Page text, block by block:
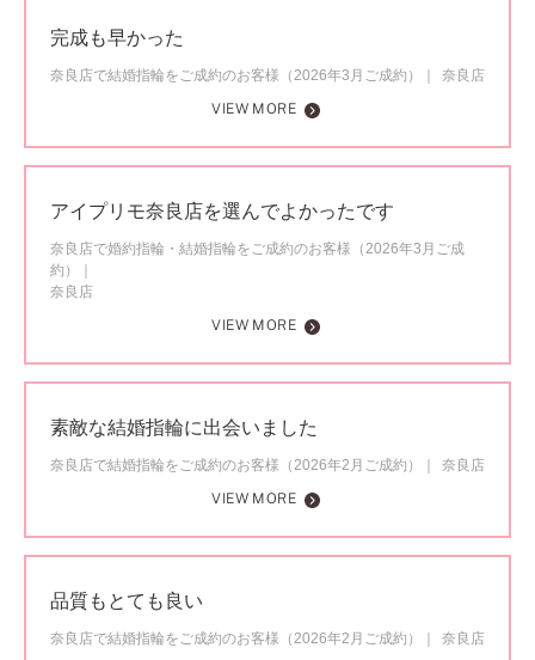
完成も早かった
奈良店で結婚指輪をご成約のお客様（2026年3月ご成約）
奈良店
VIEW MORE
アイプリモ奈良店を選んでよかったです
奈良店で婚約指輪・結婚指輪をご成約のお客様（2026年3月ご成
約）
奈良店
VIEW MORE
素敵な結婚指輪に出会いました
奈良店で結婚指輪をご成約のお客様（2026年2月ご成約）
奈良店
VIEW MORE
品質もとても良い
奈良店で結婚指輪をご成約のお客様（2026年2月ご成約）
奈良店